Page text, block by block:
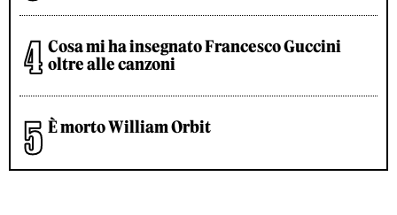
Cosa mi ha insegnato Francesco Guccini
oltre alle canzoni
È morto William Orbit